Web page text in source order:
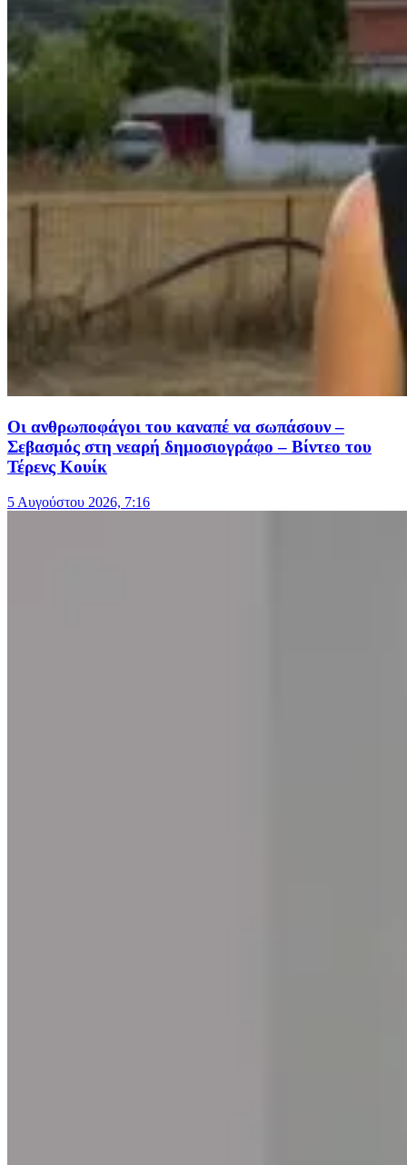
Οι ανθρωποφάγοι του καναπέ να σωπάσουν –
Σεβασμός στη νεαρή δημοσιογράφο – Βίντεο του
Τέρενς Κουίκ
5 Αυγούστου 2026, 7:16